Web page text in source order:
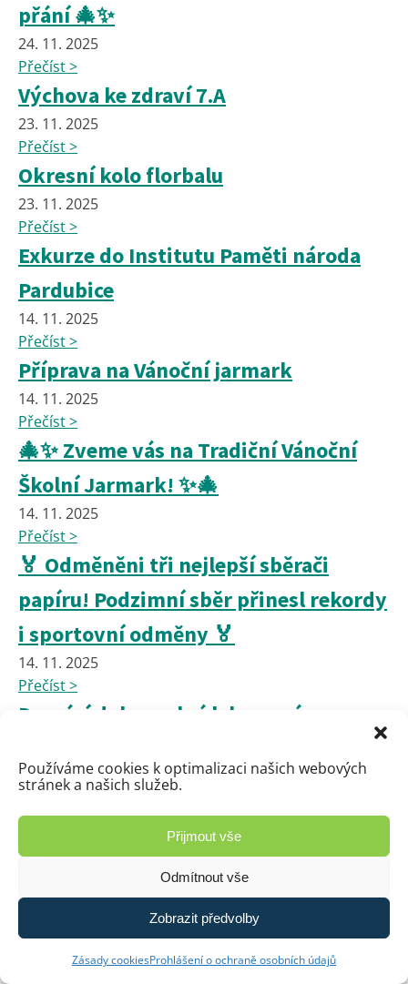
Používáme cookies k optimalizaci našich webových
stránek a našich služeb.
Přijmout vše
Odmítnout vše
Zobrazit předvolby
Zásady cookiesProhlášení o ochraně osobních údajů
přání 🎄✨
24. 11. 2025
Přečíst >
Výchova ke zdraví 7.A
23. 11. 2025
Přečíst >
Okresní kolo florbalu
23. 11. 2025
Přečíst >
Exkurze do Institutu Paměti národa
Pardubice
14. 11. 2025
Přečíst >
Příprava na Vánoční jarmark
14. 11. 2025
Přečíst >
🎄✨ Zveme vás na Tradiční Vánoční
Školní Jarmark! ✨🎄
14. 11. 2025
Přečíst >
🏅 Odměněni tři nejlepší sběrači
papíru! Podzimní sběr přinesl rekordy
i sportovní odměny 🏅
14. 11. 2025
Přečíst >
Domácí dobrovolná labor. práce -
14. 11. 2025
🍽️ Hledáme kuchaře/kuchařku do
školní jídelny
HEURISTIK v 6.A - měření času
7. 11. 2025